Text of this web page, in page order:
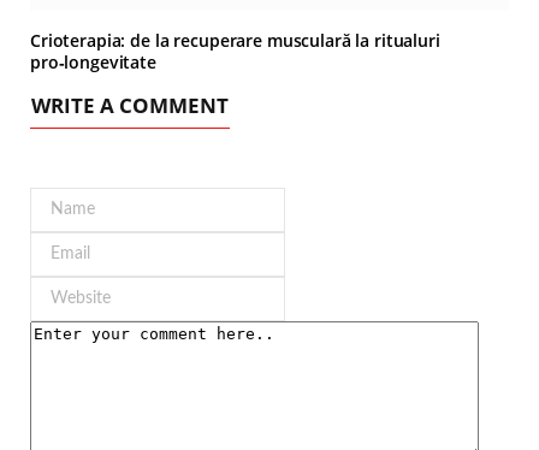
Crioterapia: de la recuperare musculară la ritualuri
pro‑longevitate
WRITE A COMMENT